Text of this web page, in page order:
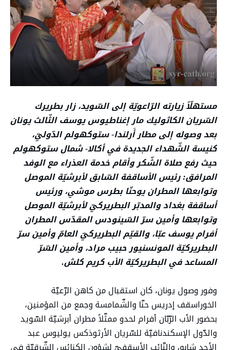
مستهلّاً زيارته الرّاعويّة إلى السّويد، زار بطريرك
السّريان الكاثوليك مار إغناطيوس يوسف الثّالث يونان
بعد وصوله إلى مطار أَرلندا- ستوكهولم الدّوليّ،
كنيسة الشّهداء الجديدة في أكالا- شمال ستوكهولم
حيث رفع صلاة الشّكر وأقام خدمة العذراء مع الوفد
المرافق: رئيس الأساقفة السّابق لأبرشيّة الموصل
وتوابعها المطران يوحنّا بطرس موشي، ورئيس
أساقفة بغداد والمدبّر البطريركيّ لأبرشيّة الموصل
وتوابعها وأمين سرّ السّينودس المقدّس المطران
أفرام يوسف عبّا، والقيّم البطريركيّ العامّ وأمين سرّ
البطريركيّة المونسنيور حبيب مراد، وأمين السّرّ
المساعد في البطريركيّة الأب كريم كلش.
وفور وصول يونان، كان استقبال من كاهن الرّعيّة
الخوراسقف إدريس حنّا والشّمامسة وجمع من المؤمنين،
بحضور الأب الرّبّان أفرام لحدو ممثّلاً مطران أبرشيّة السّويد
والدّول الإسكندنافيّة للسّريان الأرثوذكس يوليوس عبد